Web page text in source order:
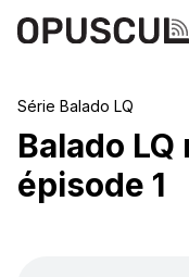
Série Balado LQ
Balado
épisode 1